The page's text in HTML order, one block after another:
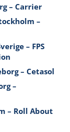
– Carrier
–
– FPS
– Cetasol
–
– Roll About